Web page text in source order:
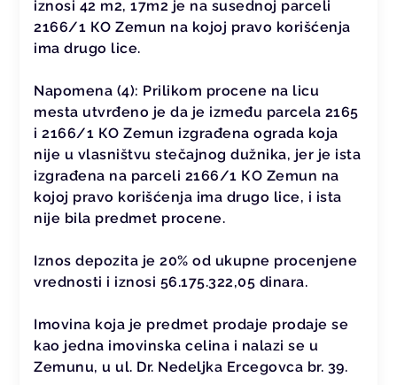
iznosi 42 m2, 17m2 je na susednoj parceli
2166/1 КO Zemun na kojoj pravo korišćenja
ima drugo lice.
Napomena (4): Prilikom procene na licu
mesta utvrđeno je da je između parcela 2165
i 2166/1 КO Zemun izgrađena ograda koja
nije u vlasništvu stečajnog dužnika, jer je ista
izgrađena na parceli 2166/1 КO Zemun na
kojoj pravo korišćenja ima drugo lice, i ista
nije bila predmet procene.
Iznos depozita je 20% od ukupne procenjene
vrednosti i iznosi 56.175.322,05 dinara.
Imovina koja je predmet prodaje prodaje se
kao jedna imovinska celina i nalazi se u
Zemunu, u ul. Dr. Nedeljka Ercegovca br. 39.